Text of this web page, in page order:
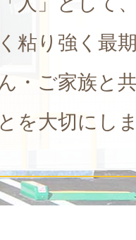
粘り強く最
・ご家族と
を大切にし